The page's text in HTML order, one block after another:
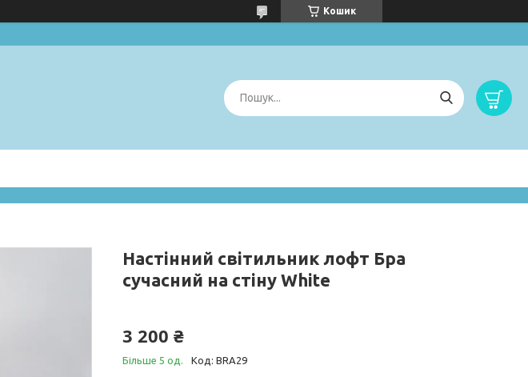
Кошик
Настінний світильник лофт Бра
сучасний на стіну White
3 200 ₴
Більше 5 од. Код: BRA29